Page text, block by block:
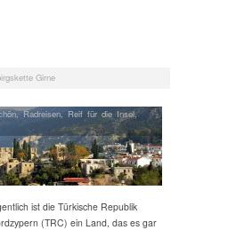
Girne
,Radreisen, Reif für die Insel,
ist die Türkische Republik
(TRC) ein Land, das es gar